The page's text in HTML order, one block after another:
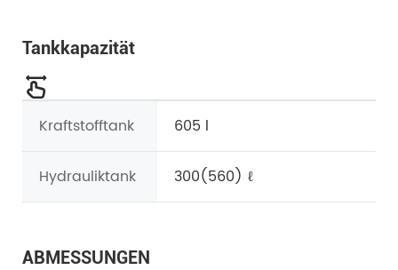
Tankkapazität
Kraftstofftank 605 l
Hydrauliktank 300(560) ℓ
ABMESSUNGEN